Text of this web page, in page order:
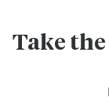
Take